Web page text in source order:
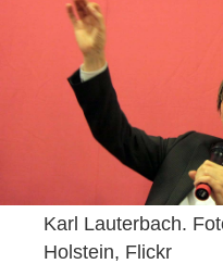
Karl Lauterbach.
Holstein, Flickr